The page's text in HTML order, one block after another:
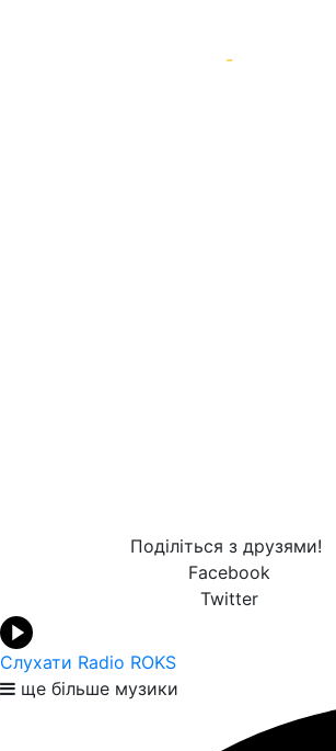
-
Поділіться з друзями!
Facebook
Twitter
Слухати Radio ROKS
ще більше музики